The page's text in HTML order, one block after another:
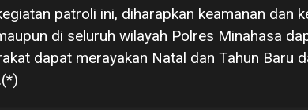
patroli ini, diharapkan keamanan dan
di seluruh wilayah Polres Minahasa
dapat merayakan Natal dan Tahun Baru